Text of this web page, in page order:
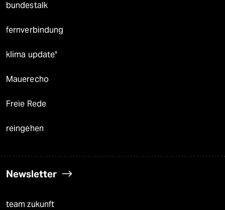
bundestalk
fernverbindung
klima update°
Mauerecho
Freie Rede
reingehen
Newsletter
team zukunft